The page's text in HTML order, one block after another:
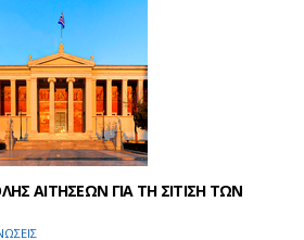
ΑΙΤΗΣΕΩΝ ΓΙΑ ΤΗ ΣΙΤΙΣΗ ΤΩΝ